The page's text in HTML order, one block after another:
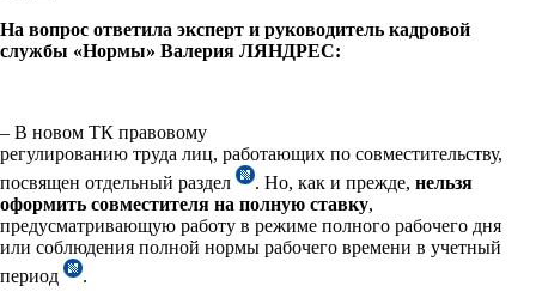
На вопрос ответила эксперт и руководитель кадровой
службы «Нормы» Валерия ЛЯНДРЕС:
– В новом ТК правовому
регулированию труда лиц, работающих по совместительству,
посвящен отдельный раздел
. Но, как и прежде, нельзя
оформить совместителя на полную ставку,
предусматривающую работу в режиме полного рабочего дня
или соблюдения полной нормы рабочего времени в учетный
период
.